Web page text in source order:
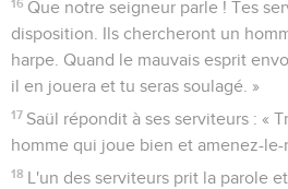
16 Que notre seigneur parle ! Tes
disposition. Ils chercheront un
harpe. Quand le mauvais esprit
il en jouera et tu seras soulagé. »
17 Saül répondit à ses serviteurs : «
homme qui joue bien et amenez-le-
18 L'un des serviteurs prit la parole